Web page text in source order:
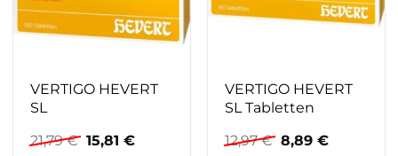
VERTIGO HEVERT
SL
21,79€ Ursprünglicher
15,81€Aktueller
VERTIGO HEVERT
SL Tabletten
12,97€ Ursprünglicher
8,89€Aktueller